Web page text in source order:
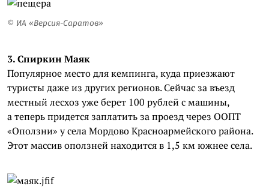
© ИА «Версия-Саратов»
3. Спиркин Маяк
Популярное место для кемпинга, куда приезжают
туристы даже из других регионов. Сейчас за въезд
местный лесхоз уже берет 100 рублей с машины,
а теперь придется заплатить за проезд через ООПТ
«Оползни» у села Мордово Красноармейского района.
Этот массив оползней находится в 1,5 км южнее села.